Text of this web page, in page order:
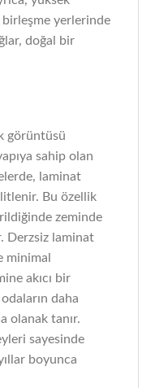
yerlerinde
doğal bir
görüntüsü
sahip olan
laminat
Bu özellik
zeminde
Derzsiz laminat
minimal
akıcı bir
daha
olanak tanır.
sayesinde
boyunca